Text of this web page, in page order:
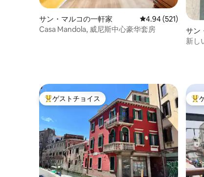
サン・マルコの一軒家 レビュー521件、5
4.94 (521)
Casa Mandola, 威尼斯中心豪华套房
サン
新し
大好評のゲストチョイスです。
ゲストチョイス 大